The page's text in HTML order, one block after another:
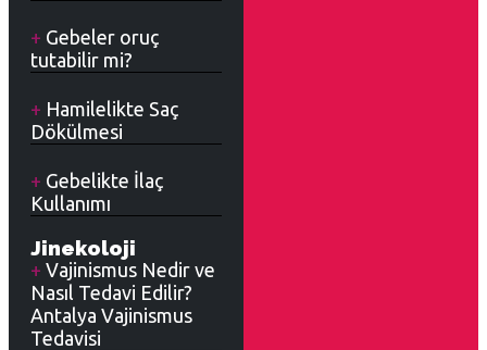
Gebeler oruç
tutabilir mi?
Hamilelikte Saç
Dökülmesi
Gebelikte İlaç
Kullanımı
Jinekoloji
Vajinismus Nedir ve
Nasıl Tedavi Edilir?
Antalya Vajinismus
Tedavisi